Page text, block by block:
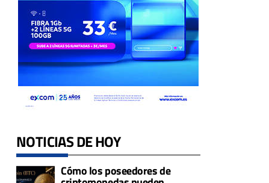
NOTICIAS DE HOY
Cómo los poseedores de